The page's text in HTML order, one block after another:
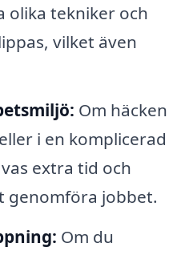
olika tekniker och
vilket även
Om häcken
i en komplicerad
extra tid och
genomföra jobbet.
Om du